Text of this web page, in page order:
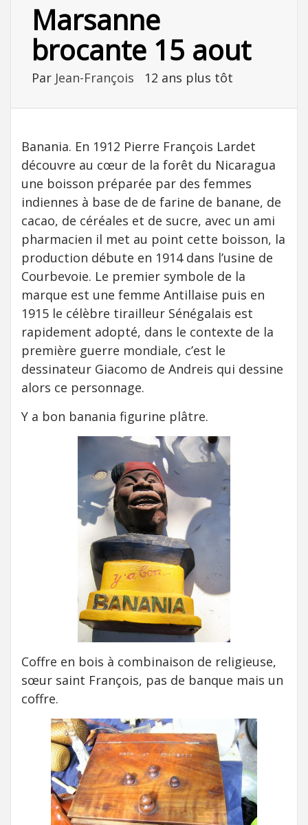
Marsanne
brocante 15 aout
Par Jean-François 12 ans plus tôt
Banania. En 1912 Pierre François Lardet
découvre au cœur de la forêt du Nicaragua
une boisson préparée par des femmes
indiennes à base de de farine de banane, de
cacao, de céréales et de sucre, avec un ami
pharmacien il met au point cette boisson, la
production débute en 1914 dans l’usine de
Courbevoie. Le premier symbole de la
marque est une femme Antillaise puis en
1915 le célèbre tirailleur Sénégalais est
rapidement adopté, dans le contexte de la
première guerre mondiale, c’est le
dessinateur Giacomo de Andreis qui dessine
alors ce personnage.
Y a bon banania figurine plâtre.
Coffre en bois à combinaison de religieuse,
sœur saint François, pas de banque mais un
coffre.